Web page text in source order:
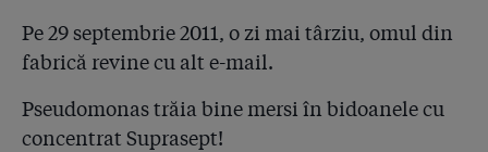
sunat aseară, înspăimântată, pe procurorul de caz.
Două întrebări pentru investigatori: 1. L-ați filat? 2.
Din convorbirile telefonice nu v-ați dat seama că e
posibil să se sinucidă?
4.28 Ambulanța președintelui României și cele ale CSAT au
Pe 29 septembrie 2011, o zi mai târziu, omul din
fabrică revine cu alt e-mail.
Pseudomonas trăia bine mersi în bidoanele cu
concentrat Suprasept!